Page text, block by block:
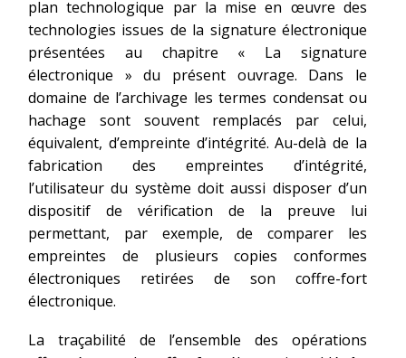
plan technologique par la mise en œuvre des
technologies issues de la signature électronique
présentées au chapitre « La signature
électronique » du présent ouvrage. Dans le
domaine de l’archivage les termes condensat ou
hachage sont souvent remplacés par celui,
équivalent, d’empreinte d’intégrité. Au-delà de la
fabrication des empreintes d’intégrité,
l’utilisateur du système doit aussi disposer d’un
dispositif de vérification de la preuve lui
permettant, par exemple, de comparer les
empreintes de plusieurs copies conformes
électroniques retirées de son coffre-fort
électronique.
La traçabilité de l’ensemble des opérations